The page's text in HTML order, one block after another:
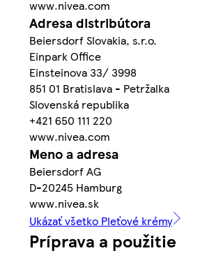
www.nivea.com
Adresa distribútora
Beiersdorf Slovakia, s.r.o.
Einpark Office
Einsteinova 33/ 3998
851 01 Bratislava - Petržalka
Slovenská republika
+421 650 111 220
www.nivea.com
Meno a adresa
Beiersdorf AG
D-20245 Hamburg
www.nivea.sk
Ukázať všetko Pleťové krémy
Príprava a použitie